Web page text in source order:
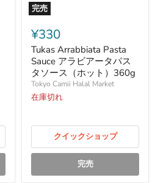
完売
Arrabbiata
Pasta
Sauce
ア
ラ
ビ
ア
ー
ス
ソ
ー
（ホ
¥330
Tukas Arrabbiata Pasta
Sauce アラビアータパス
タソース（ホット）360g
Tokyo Camii Halal Market
在庫切れ
クイックショップ
完売